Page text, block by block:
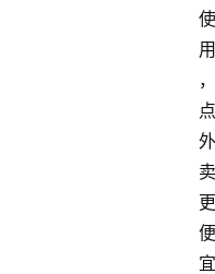
使
用
，
点
外
卖
更
便
宜